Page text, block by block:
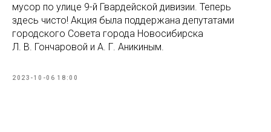
мусор по улице 9-й Гвардейской дивизии. Теперь
здесь чисто! Акция была поддержана депутатами
городского Совета города Новосибирска
Л. В. Гончаровой и А. Г. Аникиным.
2023-10-06 18:00